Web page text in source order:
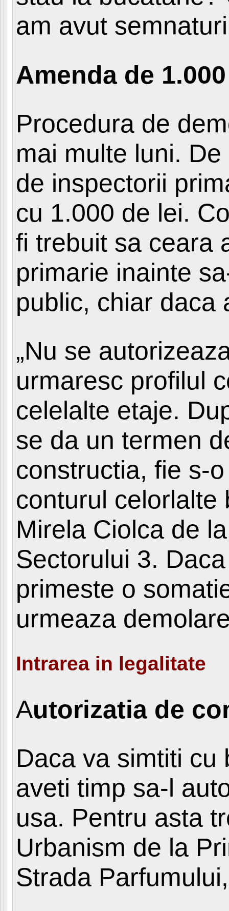
am avut
Amenda de
Procedura de
mai multe luni.
de inspectorii
cu 1.000 de lei.
fi trebuit sa ceara
primarie inainte
public, chiar daca
„Nu se
urmaresc profilul
celelalte etaje.
se da un termen
constructia, fie s-
conturul celorlalte
Mirela Ciolca de
Sectorului 3.
primeste o
urmeaza
Intrarea in legalitate
Autorizatia de
Daca va simtiti cu
aveti timp sa-l
usa. Pentru asta
Urbanism de la
Strada